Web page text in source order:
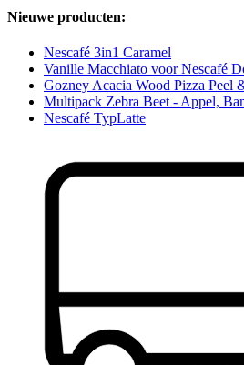
Nieuwe producten:
Nescafé 3in1 Caramel
Vanille Macchiato voor Nescafé
Gozney Acacia Wood Pizza Peel
Multipack Zebra Beet - Appel,
Nescafé TypLatte